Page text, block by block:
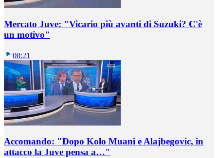
Mercato Juve: "Vicario più avanti di Suzuki? C'è
un motivo"
00:21
Accomando: "Dopo Kolo Muani e Alajbegovic, in
attacco la Juve pensa a…"